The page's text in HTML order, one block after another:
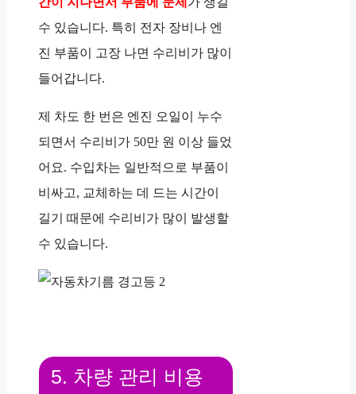
수 있습니다. 특히 전자 장비나 엔
진 부품이 고장 나면 수리비가 많이
들어갑니다.
제 차도 한 번은 엔진 오일이 누수
되면서 수리비가 50만 원 이상 들었
어요. 수입차는 일반적으로 부품이
비싸고, 교체하는 데 드는 시간이
길기 때문에 수리비가 많이 발생할
수 있습니다.
5. 차량 관리 비용